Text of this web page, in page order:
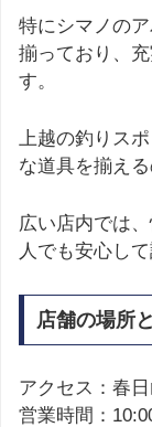
特にシマノの
揃っており、
す。
上越の釣りス
な道具を揃える
広い店内では
人でも安心し
店舗の場所
アクセス：春
営業時間：